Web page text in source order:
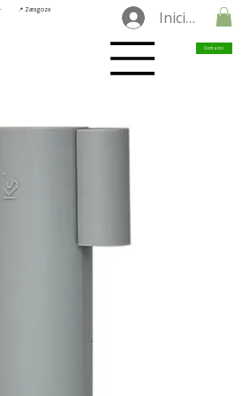
📍 Zaragoza Iniciar
Contacto